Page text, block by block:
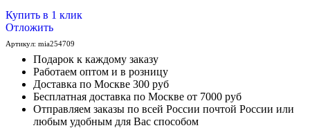
Купить в 1 клик
Отложить
Артикул: mia254709
Подарок к каждому заказу
Работаем оптом и в розницу
Доставка по Москве 300 руб
Бесплатная доставка по Москве от 7000 руб
Отправляем заказы по всей России почтой России или
любым удобным для Вас способом